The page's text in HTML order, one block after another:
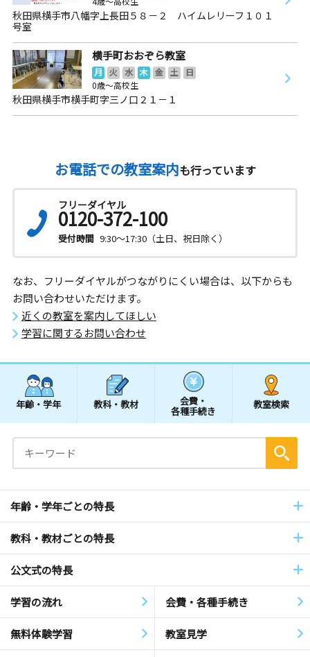
秋田県横手市八幡字上長田５８－２ ハイムレリーフ１０１
号室
横手町おおぞら教室
月 火 水 木 金 土
日
0歳～高校生
秋田県横手市横手町字三ノ口２１－１
お電話での教室案内も行っています
フリーダイヤル
0120-372-100
受付時間 9:30～17:30（土日、祝日除く）
なお、フリーダイヤルがつながりにくい場合は、以下からも
お問い合わせいただけます。
近くの教室を案内してほしい
学習に関するお問い合わせ
年齢・学年 教科・教材 会費・
各種手続き
教室検索
年齢・学年ごとの特長
教科・教材ごとの特長
公文式の特長
学習の流れ 会費・各種手続き
無料体験学習 教室見学